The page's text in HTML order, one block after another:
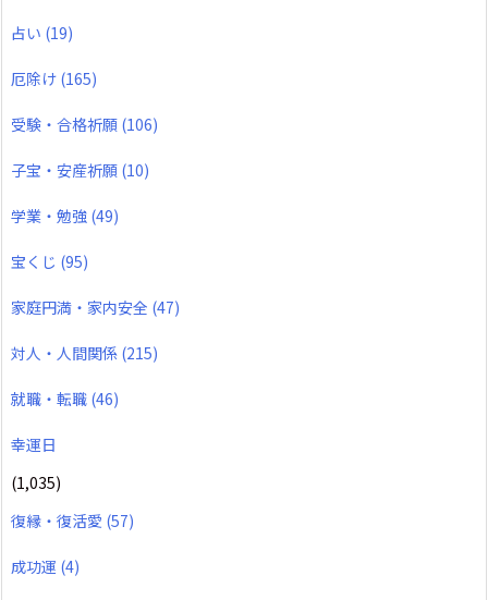
占い (19)
厄除け (165)
受験・合格祈願 (106)
子宝・安産祈願 (10)
学業・勉強 (49)
宝くじ (95)
家庭円満・家内安全 (47)
対人・人間関係 (215)
就職・転職 (46)
幸運日
(1,035)
復縁・復活愛 (57)
成功運 (4)